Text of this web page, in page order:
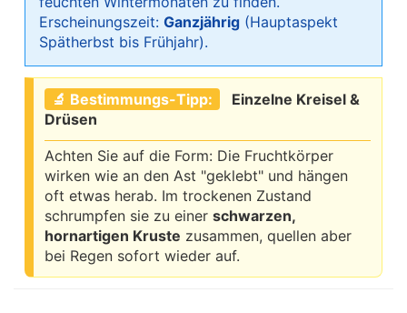
Erscheinungszeit: Ganzjährig (Hauptaspekt
Spätherbst bis Frühjahr).
🔬 Bestimmungs-Tipp:
Einzelne Kreisel &
Drüsen
Achten Sie auf die Form: Die Fruchtkörper
wirken wie an den Ast "geklebt" und hängen
oft etwas herab. Im trockenen Zustand
schrumpfen sie zu einer schwarzen,
hornartigen Kruste zusammen, quellen aber
bei Regen sofort wieder auf.